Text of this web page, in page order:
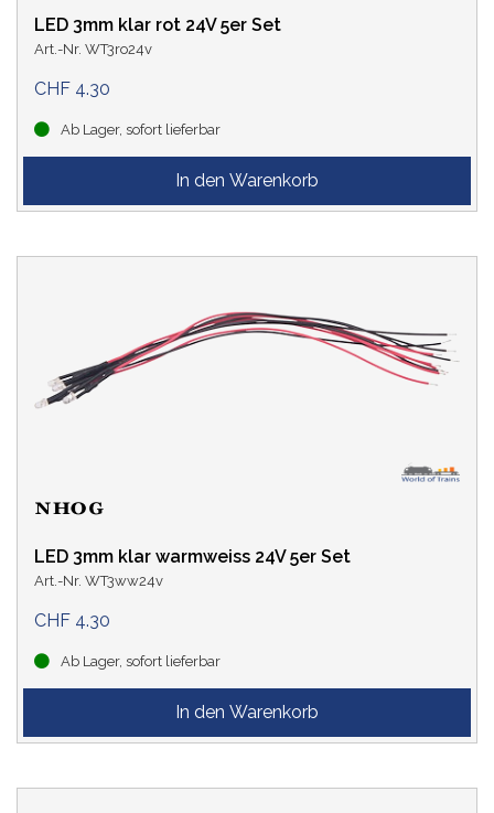
LED 3mm klar rot 24V 5er Set
Art.-Nr. WT3ro24v
CHF 4.30
Ab Lager, sofort lieferbar
LED 3mm klar warmweiss 24V 5er Set
Art.-Nr. WT3ww24v
CHF 4.30
Ab Lager, sofort lieferbar